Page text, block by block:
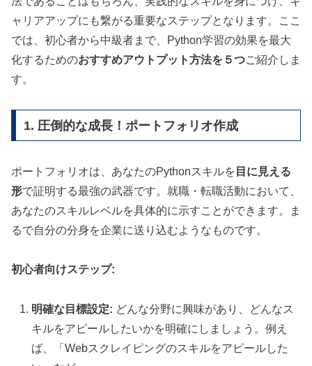
ャリアアップにも繋がる重要なステップとなります。ここ
では、初心者から中級者まで、Python学習の効果を最大
化するためのおすすめアウトプット方法を５つご紹介しま
す。
1. 圧倒的な成長！ポートフォリオ作成
ポートフォリオは、あなたのPythonスキルを 目に見える
形で証明する最強の武器です。就職・転職活動において、
あなたのスキルレベルを具体的に示すことができます。ま
るで自分の分身を企業に送り込むようなものです。
初心者向けステップ:
明確な目標設定: どんな分野に興味があり、どんなス
キルをアピールしたいかを明確にしましょう。例え
ば、「Webスクレイピングのスキルをアピールした